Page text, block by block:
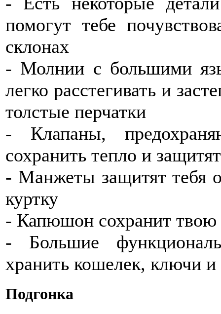
помогут тебе
склонах
- Молнии с большими
легко расстегивать и
толстые перчатки
- Клапаны,
сохранить тепло и
- Манжеты защитят тебя
куртку
- Капюшон сохранит твою
- Большие
хранить кошелек, ключи
Подгонка